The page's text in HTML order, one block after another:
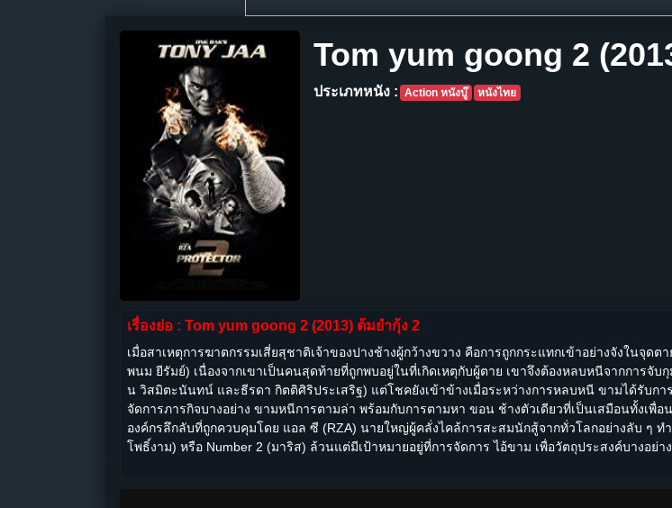
Tom yum goong 2
ประเภทหนัง : Action หนังบู๊ หนังไทย
เรื่องย่อ : Tom yum goong 2 (2013) ต้มยำกุ้ง 2
เมื่อสาเหตุการฆาตกรรมเสี่ยสุชาติเจ้าของปางช้างผู้กว้างขวาง คือการถูกกระแทกเข้าอย่างจังในจุ
พนม ยีรัมย์) เนื่องจากเขาเป็นคนสุดท้ายที่ถูกพบอยู่ในที่เกิดเหตุกับผู้ตาย เขาจึงต้องหลบหนีจากการ
น วิสมิตะนันทน์ และธีรดา กิตติศิริประเสริฐ) แต่โชคยังเข้าข้างเมื่อระหว่างการหลบหนี ขามได้รับก
จัดการภารกิจบางอย่าง ขามหนีการตามล่า พร้อมกับการตามหา ขอน ช้างตัวเดียวที่เป็นเสมือนทั้งเพื่
องค์กรลึกลับที่ถูกควบคุมโดย แอล ซี (RZA) นายใหญ่ผู้คลั่งไคล้การสะสมนักสู้จากทั่วโลกอย่างลับ ๆ ท
โพธิ์งาม) หรือ Number 2 (มาริส) ล้วนแต่มีเป้าหมายอยู่ที่การจัดการ ไอ้ขาม เพื่อวัตถุประสงค์บางอย่า